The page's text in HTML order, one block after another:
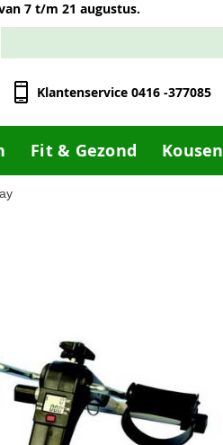
7 t/m 21 augustus.
Klantenservice 0416 -377085
Fit & Gezond Kousen